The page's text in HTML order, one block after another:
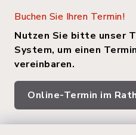
Buchen Sie Ihren Termin!
Nutzen Sie bitte unser
System, um einen
vereinbaren.
Online-Termin im